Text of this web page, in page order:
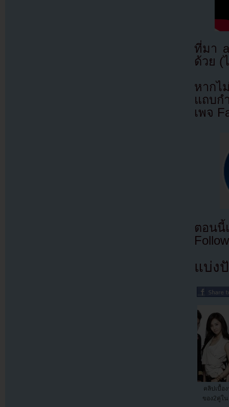
ที่มา
ด้วย (
หากไ
แถบก
เพจ
ตอนนี้
แบ่ง
คลิปเบื้อ
ของ2คู่ใน